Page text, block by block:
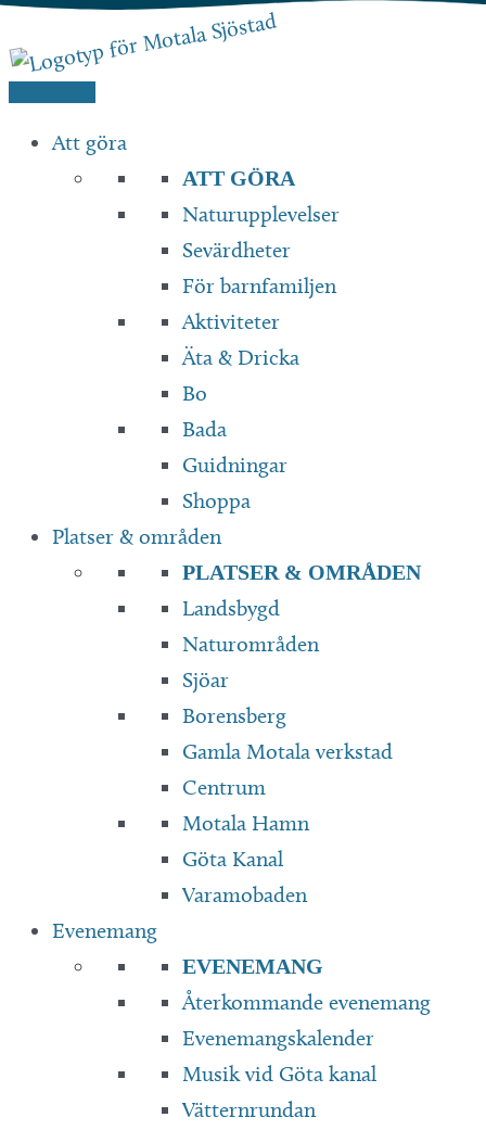
till
innehåll
Att göra
ATT GÖRA
Naturupplevelser
Sevärdheter
För barnfamiljen
Aktiviteter
Äta & Dricka
Bo
Bada
Guidningar
Shoppa
Platser & områden
PLATSER & OMRÅDEN
Landsbygd
Naturområden
Sjöar
Borensberg
Gamla Motala verkstad
Centrum
Motala Hamn
Göta Kanal
Varamobaden
Evenemang
EVENEMANG
Återkommande evenemang
Evenemangskalender
Musik vid Göta kanal
Vätternrundan